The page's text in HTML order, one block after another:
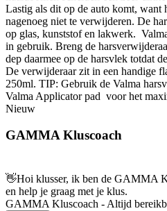
Lastig als dit op de auto komt, want
nagenoeg niet te verwijderen. De
op glas, kunststof en lakwerk.
in gebruik. Breng de
dep daarmee op de harsvlek totdat
De verwijderaar zit in een handige
250ml. TIP: Gebruik de Valma
Valma Applicator pad voor het
Nieuw
GAMMA Kluscoach
👋Hoi klusser, ik ben de GAMMA
en help je graag met je klus.
GAMMA Kluscoach - Altijd